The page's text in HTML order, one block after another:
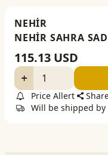
NEHİR
NEHİR SAHRA
115.13 USD
Price Allert
Will be shipped by